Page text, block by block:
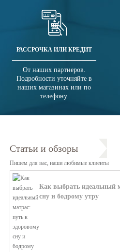
РАССРОЧКА ИЛИ КРЕДИТ
От наших партнеров.
Подробности уточняйте в
наших магазинах или по
телефону.
Статьи и обзоры
Пишем для вас, наши любимые клиенты
Как выбрать идеальный
сну и бодрому утру